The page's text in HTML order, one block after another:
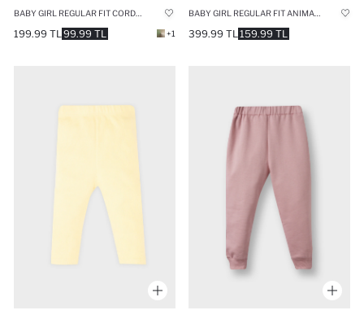
99.99 TL
199.99 TL +1 159.99 TL
399.99 TL